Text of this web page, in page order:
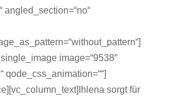
angled_section=“no“
image=“9538″
qode_css_animation=““]
sorgt für